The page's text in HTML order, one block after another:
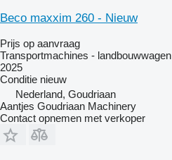
Beco maxxim 260 - Nieuw
Prijs op aanvraag
Transportmachines - landbouwwagen
2025
Conditie nieuw
Nederland, Goudriaan
Aantjes Goudriaan Machinery
Contact opnemen met verkoper